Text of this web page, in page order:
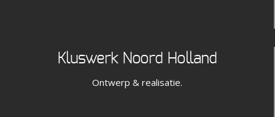
Kluswerk Noord Holland
Ontwerp & realisatie.